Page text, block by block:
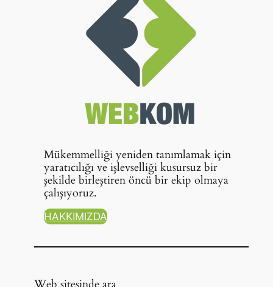
Mükemmelliği yeniden tanımlamak için
yaratıcılığı ve işlevselliği kusursuz bir
şekilde birleştiren öncü bir ekip olmaya
çalışıyoruz.
HAKKIMIZDA